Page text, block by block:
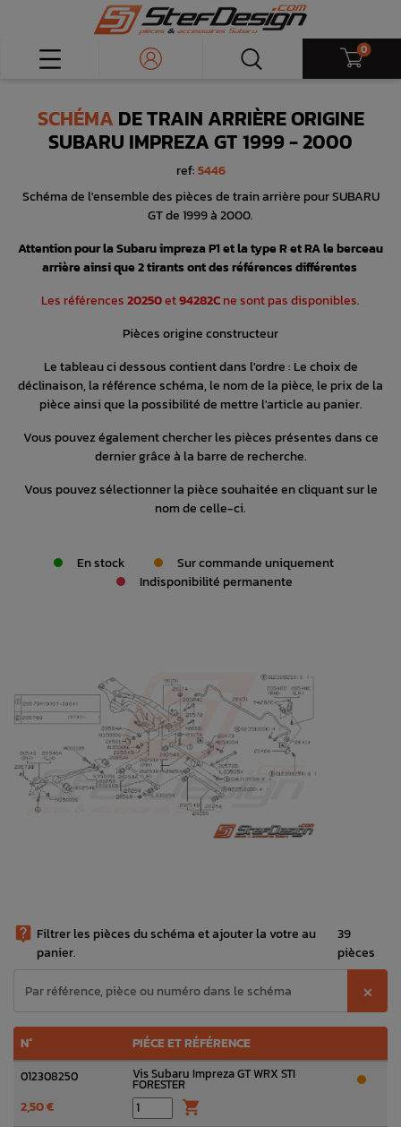
0
SCHÉMA DE TRAIN ARRIÈRE ORIGINE
SUBARU IMPREZA GT 1999 - 2000
ref:5446
Schéma de l'ensemble des pièces de train arrière pour SUBARU
GT de 1999 à 2000.
Attention pour la Subaru impreza P1 et la type R et RA le berceau
arrière ainsi que 2 tirants ont des références différentes
Les références20250et94282Cne sont pas disponibles.
Pièces origine constructeur
Le tableau ci dessous contient dans l'ordre : Le choix de
déclinaison, la référence schéma, le nom de la pièce, le prix de la
pièce ainsi que la possibilité de mettre l'article au panier.
Vous pouvez également chercher les pièces présentes dans ce
dernier grâce à la barre de recherche.
Vous pouvez sélectionner la pièce souhaitée en cliquant sur le
nom de celle-ci.
En stock
Sur commande uniquement
Indisponibilité permanente
 Filtrer les pièces du schéma et ajouter la votre au
panier.
39
pièces
⨉
N° PIÉCE ET RÉFÉRENCE
012308250 Vis Subaru Impreza GT WRX STI
FORESTER
2,50 € 